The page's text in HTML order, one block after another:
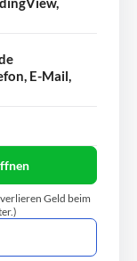
E-Mail,
Geld beim